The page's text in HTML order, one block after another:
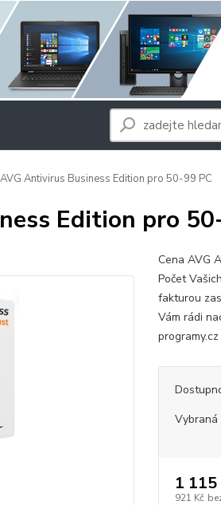
AVG Antivirus Business Edition pro 50-99 PC
Edition pro
Cena AVG
Počet
fakturou
Vám rádi
Vybraná
1 115
921 Kč